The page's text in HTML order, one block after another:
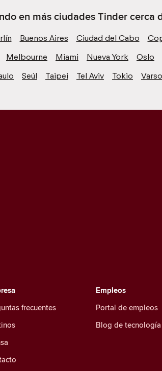
en más ciudades Tinder cerca
Buenos Aires Ciudad del Cabo
Melbourne Miami Nueva York Oslo
Seúl Taipei Tel Aviv Tokio
Empleos
Portal de empleos
Blog de tecnología
frecuentes